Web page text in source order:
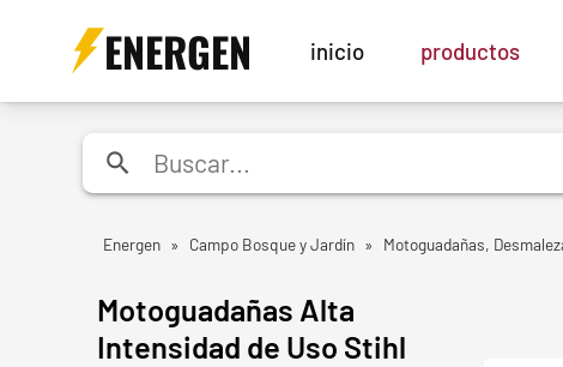
ENERGEN inicio productos
Energen » Campo Bosque y Jardín » Motoguadañas,
Motoguadañas Alta
Intensidad de Uso Stihl